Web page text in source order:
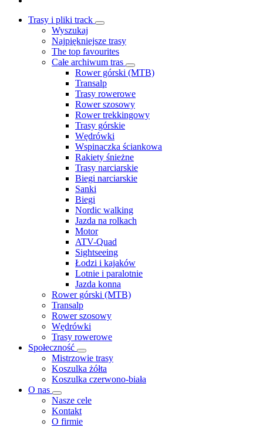
Trasy i pliki track
Wyszukaj
Najpiękniejsze trasy
The top favourites
Całe archiwum tras
Rower górski (MTB)
Transalp
Trasy rowerowe
Rower szosowy
Rower trekkingowy
Trasy górskie
Wędrówki
Wspinaczka ściankowa
Rakiety śnieżne
Trasy narciarskie
Biegi narciarskie
Sanki
Biegi
Nordic walking
Jazda na rolkach
Motor
ATV-Quad
Sightseeing
Łodzi i kajaków
Lotnie i paralotnie
Jazda konna
Rower górski (MTB)
Transalp
Rower szosowy
Wędrówki
Trasy rowerowe
Społeczność
Mistrzowie trasy
Koszulka żółta
Koszulka czerwono-biała
O nas
Nasze cele
Kontakt
O firmie